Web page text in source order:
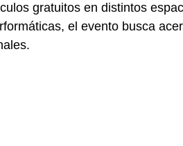
gratuitos en distintos
el evento busca